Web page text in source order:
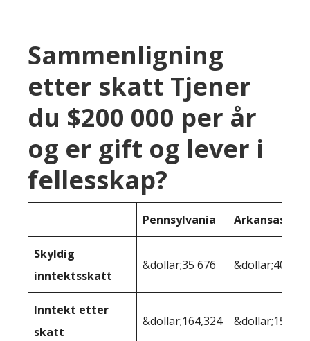
Sammenligning
etter skatt Tjener
du $200 000 per år
og er gift og lever i
fellesskap?
Pennsylvania Arkansas
Skyldig
inntektsskatt
&dollar;35 676 &dollar;40 080
Inntekt etter
skatt
&dollar;164,324 &dollar;159